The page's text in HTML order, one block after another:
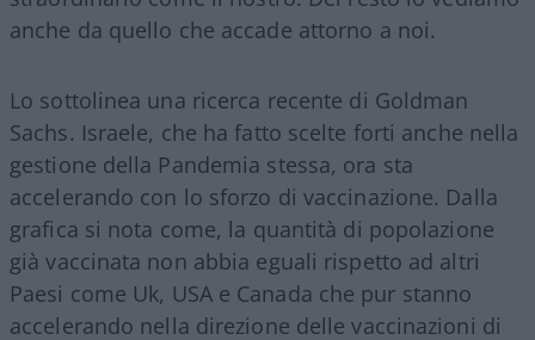
anche da quello che accade attorno a noi.
Lo sottolinea una ricerca recente di Goldman
Sachs. Israele, che ha fatto scelte forti anche nella
gestione della Pandemia stessa, ora sta
accelerando con lo sforzo di vaccinazione. Dalla
grafica si nota come, la quantità di popolazione
già vaccinata non abbia eguali rispetto ad altri
Paesi come Uk, USA e Canada che pur stanno
accelerando nella direzione delle vaccinazioni di